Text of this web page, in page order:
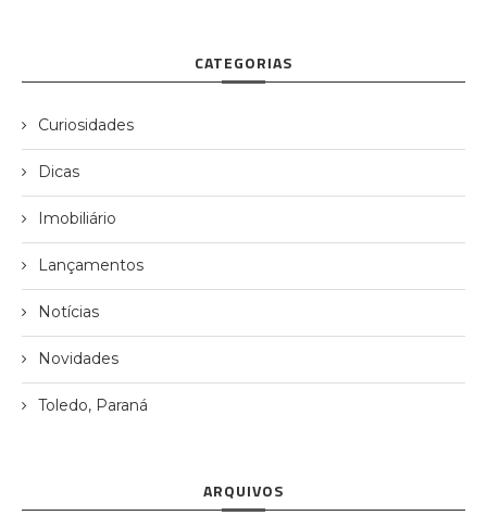
CATEGORIAS
Curiosidades
Dicas
Imobiliário
Lançamentos
Notícias
Novidades
Toledo, Paraná
ARQUIVOS